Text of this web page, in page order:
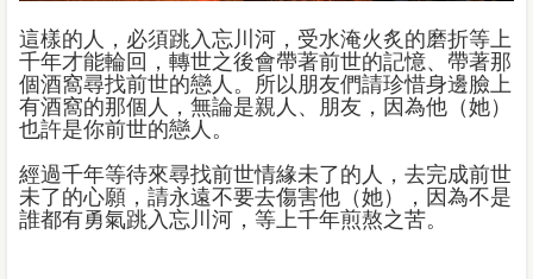
這樣的人，必須跳入忘川河，受水淹火炙的磨折等上
千年才能輪回，轉世之後會帶著前世的記憶、帶著那
個酒窩尋找前世的戀人。所以朋友們請珍惜身邊臉上
有酒窩的那個人，無論是親人、朋友，因為他（她）
也許是你前世的戀人。
經過千年等待來尋找前世情緣未了的人，去完成前世
未了的心願，請永遠不要去傷害他（她），因為不是
誰都有勇氣跳入忘川河，等上千年煎熬之苦。